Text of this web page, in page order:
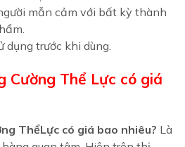
mẫn cảm với bất kỳ thành
dụng trước khi dùng.
Cường Thể Lực có giá
ThểLực có giá bao nhiêu? Là